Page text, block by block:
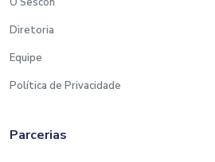
Diretoria
Equipe
Política de Privacidade
Parcerias